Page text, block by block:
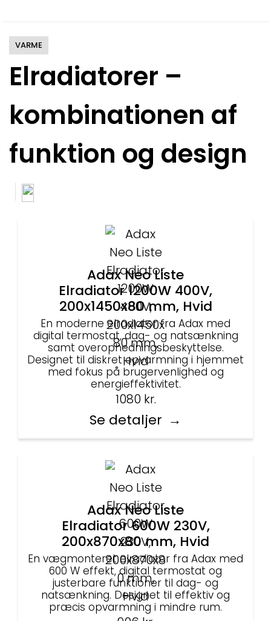
Elradiatorer –
kombinationen af
funktion og design
VARME
Adax Neo Liste
Elradiator 1200W 400V,
200x1450x80 mm, Hvid
En moderne elradiator fra Adax med
digital termostat, dag- og natsænkning
samt overophedningsbeskyttelse.
Designet til diskret opvarmning i hjemmet
med fokus på brugervenlighed og
energieffektivitet.
1080 kr.
Se detaljer
Adax Neo Liste
Elradiator 600W 230V,
200x870x80 mm, Hvid
En vægmonteret elradiator fra Adax med
600 W effekt, digital termostat og
justerbare funktioner til dag- og
natsænkning. Designet til effektiv og
præcis opvarmning i mindre rum.